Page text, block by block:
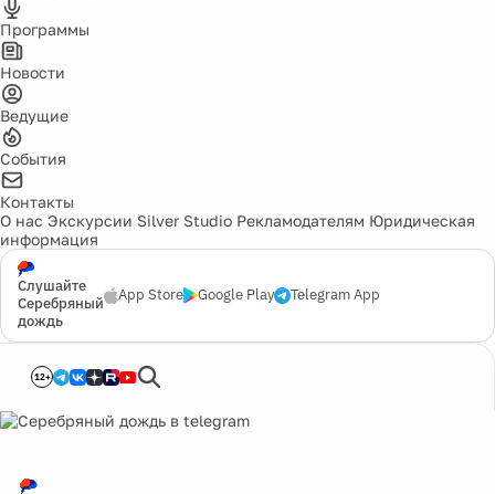
Программы
Новости
Ведущие
События
Контакты
О нас Экскурсии Silver Studio Рекламодателям Юридическая
информация
Слушайте
Серебряный
дождь
App Store Google Play Telegram App
12+